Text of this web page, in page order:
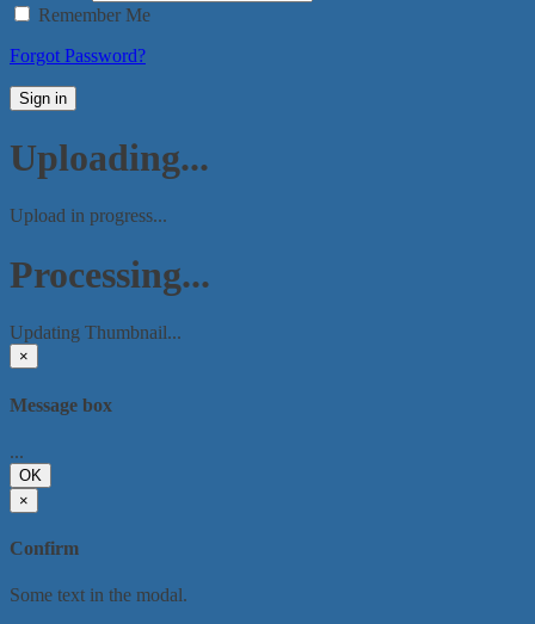
Remember Me
Forgot Password?
Sign in
Uploading...
Upload in progress...
Processing...
Updating Thumbnail...
×
Message box
...
OK
×
Confirm
Some text in the modal.